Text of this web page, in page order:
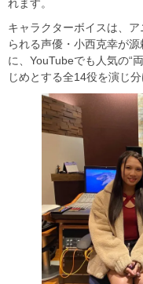
れます。
キャラクターボイスは、
られる声優・小西克幸が
に、YouTubeでも人気の“
じめとする全14役を演じ分